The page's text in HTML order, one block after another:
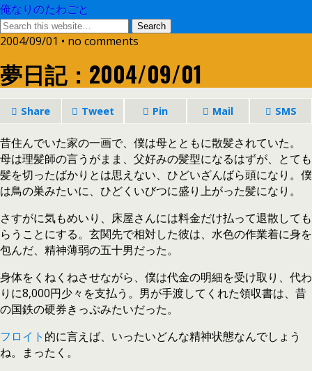
俺なりのたわごと
2004/09/01 • no comments
夢日記：2004/09/01
Share Tweet Pin Mail SMS
昔住んでいた家の一画で、僕は母とともに散髪されていた。
母は理髪師の言うがまま、父好みの髪型になるはずが、とても
髪を切ったばかりとは思えない、ひどいざんばら頭になり。僕
は鳥の巣みたいに、ひどくいびつに盛り上がった髪になり。
さすがに気もめいり、床屋さんには料金だけ払って退散しても
らうことにする。玄関先で相対した彼は、水色の作業着に身を
包んだ、精神薄弱の五十男だった。
身体をくねくねさせながら、僕は代金の明細を受け取り、代わ
りに8,000円少々を支払う。男が手渡してくれた領収書は、昔
の国鉄の硬券きっぷみたいだった。
フロイト 的に言えば、いったいどんな精神状態なんでしょう
ね。まったく。